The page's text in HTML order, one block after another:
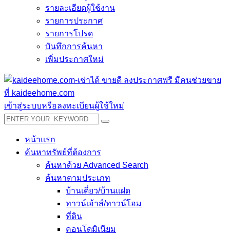
รายละเอียดผู้ใช้งาน
รายการประกาศ
รายการโปรด
บันทึกการค้นหา
เพิ่มประกาศใหม่
เข้าสู่ระบบหรือลงทะเบียนผู้ใช้ใหม่
หน้าแรก
ค้นหาทรัพย์ที่ต้องการ
ค้นหาด้วย Advanced Search
ค้นหาตามประเภท
บ้านเดี่ยว/บ้านแฝด
ทาวน์เฮ้าส์/ทาวน์โฮม
ที่ดิน
คอนโดมิเนียม